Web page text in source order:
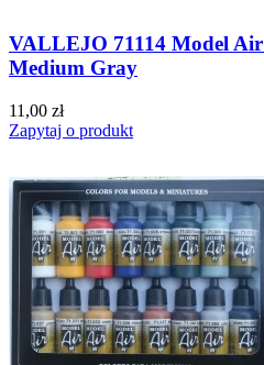
VALLEJO 71114 Model
Medium Gray
11,00 zł
Zapytaj o produkt